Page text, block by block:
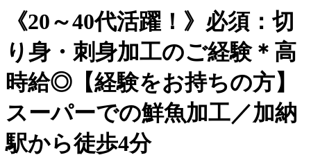
《20～40代活躍！》必須：切
り身・刺身加工のご経験＊高
時給◎【経験をお持ちの方】
スーパーでの鮮魚加工／加納
駅から徒歩4分